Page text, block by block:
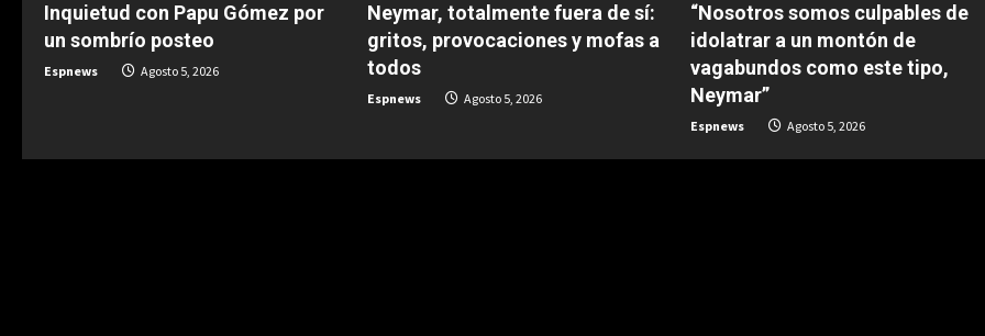
u
e
e
Inquietud con Papu Gómez por
un sombrío posteo
Espnews Agosto 5, 2026
Neymar, totalmente fuera de sí:
gritos, provocaciones y mofas a
todos
Espnews Agosto 5, 2026
“Nosotros somos culpables de
idolatrar a un montón de
vagabundos como este tipo,
Neymar”
Espnews Agosto 5, 2026